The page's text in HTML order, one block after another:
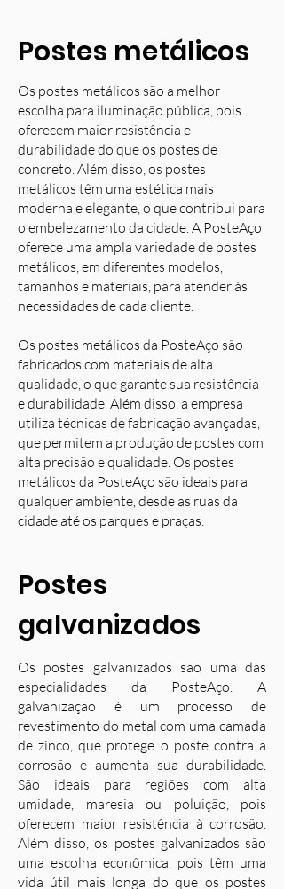
Postes metálicos
Os postes metálicos são a melhor
escolha para iluminação pública, pois
oferecem maior resistência e
durabilidade do que os postes de
concreto. Além disso, os postes
metálicos têm uma estética mais
moderna e elegante, o que contribui para
o embelezamento da cidade. A PosteAço
oferece uma ampla variedade de postes
metálicos, em diferentes modelos,
tamanhos e materiais, para atender às
necessidades de cada cliente.
Os postes metálicos da PosteAço são
fabricados com materiais de alta
qualidade, o que garante sua resistência
e durabilidade. Além disso, a empresa
utiliza técnicas de fabricação avançadas,
que permitem a produção de postes com
alta precisão e qualidade. Os postes
metálicos da PosteAço são ideais para
qualquer ambiente, desde as ruas da
cidade até os parques e praças.
Postes
galvanizados
Os postes galvanizados são uma das
especialidades da PosteAço. A
galvanização é um processo de
revestimento do metal com uma camada
de zinco, que protege o poste contra a
corrosão e aumenta sua durabilidade.
São ideais para regiões com alta
umidade, maresia ou poluição, pois
oferecem maior resistência à corrosão.
Além disso, os postes galvanizados são
uma escolha econômica, pois têm uma
vida útil mais longa do que os postes